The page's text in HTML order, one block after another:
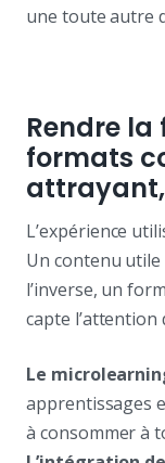
une toute autre
Rendre
formats
L’expérience
Un contenu utile
l’inverse, un
capte l’attention
Le
apprentissages
à consommer à